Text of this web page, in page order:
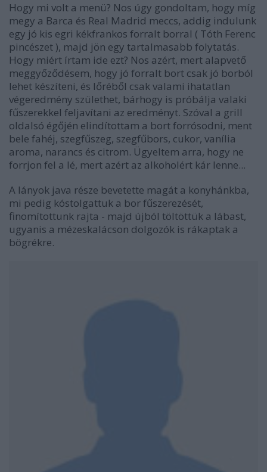
Hogy mi volt a menü? Nos úgy gondoltam, hogy míg
megy a Barca és Real Madrid meccs, addig indulunk
egy jó kis egri kékfrankos forralt borral ( Tóth Ferenc
pincészet ), majd jön egy tartalmasabb folytatás.
Hogy miért írtam ide ezt? Nos azért, mert alapvető
meggyőződésem, hogy jó forralt bort csak jó borból
lehet készíteni, és lőréből csak valami ihatatlan
végeredmény születhet, bárhogy is próbálja valaki
fűszerekkel feljavítani az eredményt. Szóval a grill
oldalsó égőjén elindítottam a bort forrósodni, ment
bele fahéj, szegfűszeg, szegfűbors, cukor, vanília
aroma, narancs és citrom. Ügyeltem arra, hogy ne
forrjon fel a lé, mert azért az alkoholért kár lenne...
A lányok java része bevetette magát a konyhánkba,
mi pedig kóstolgattuk a bor fűszerezését,
finomítottunk rajta - majd újból töltöttük a lábast,
ugyanis a mézeskalácson dolgozók is rákaptak a
bögrékre.